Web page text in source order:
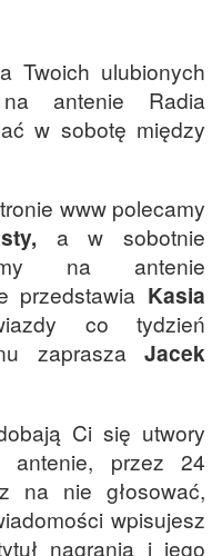
Twoich ulubionych
na antenie Radia
w sobotę między
www polecamy
a w sobotnie
na antenie
przedstawia Kasia
co tydzień
zaprasza Jacek
Ci się utwory
antenie, przez 24
na nie głosować,
wpisujesz
nagrania i jego